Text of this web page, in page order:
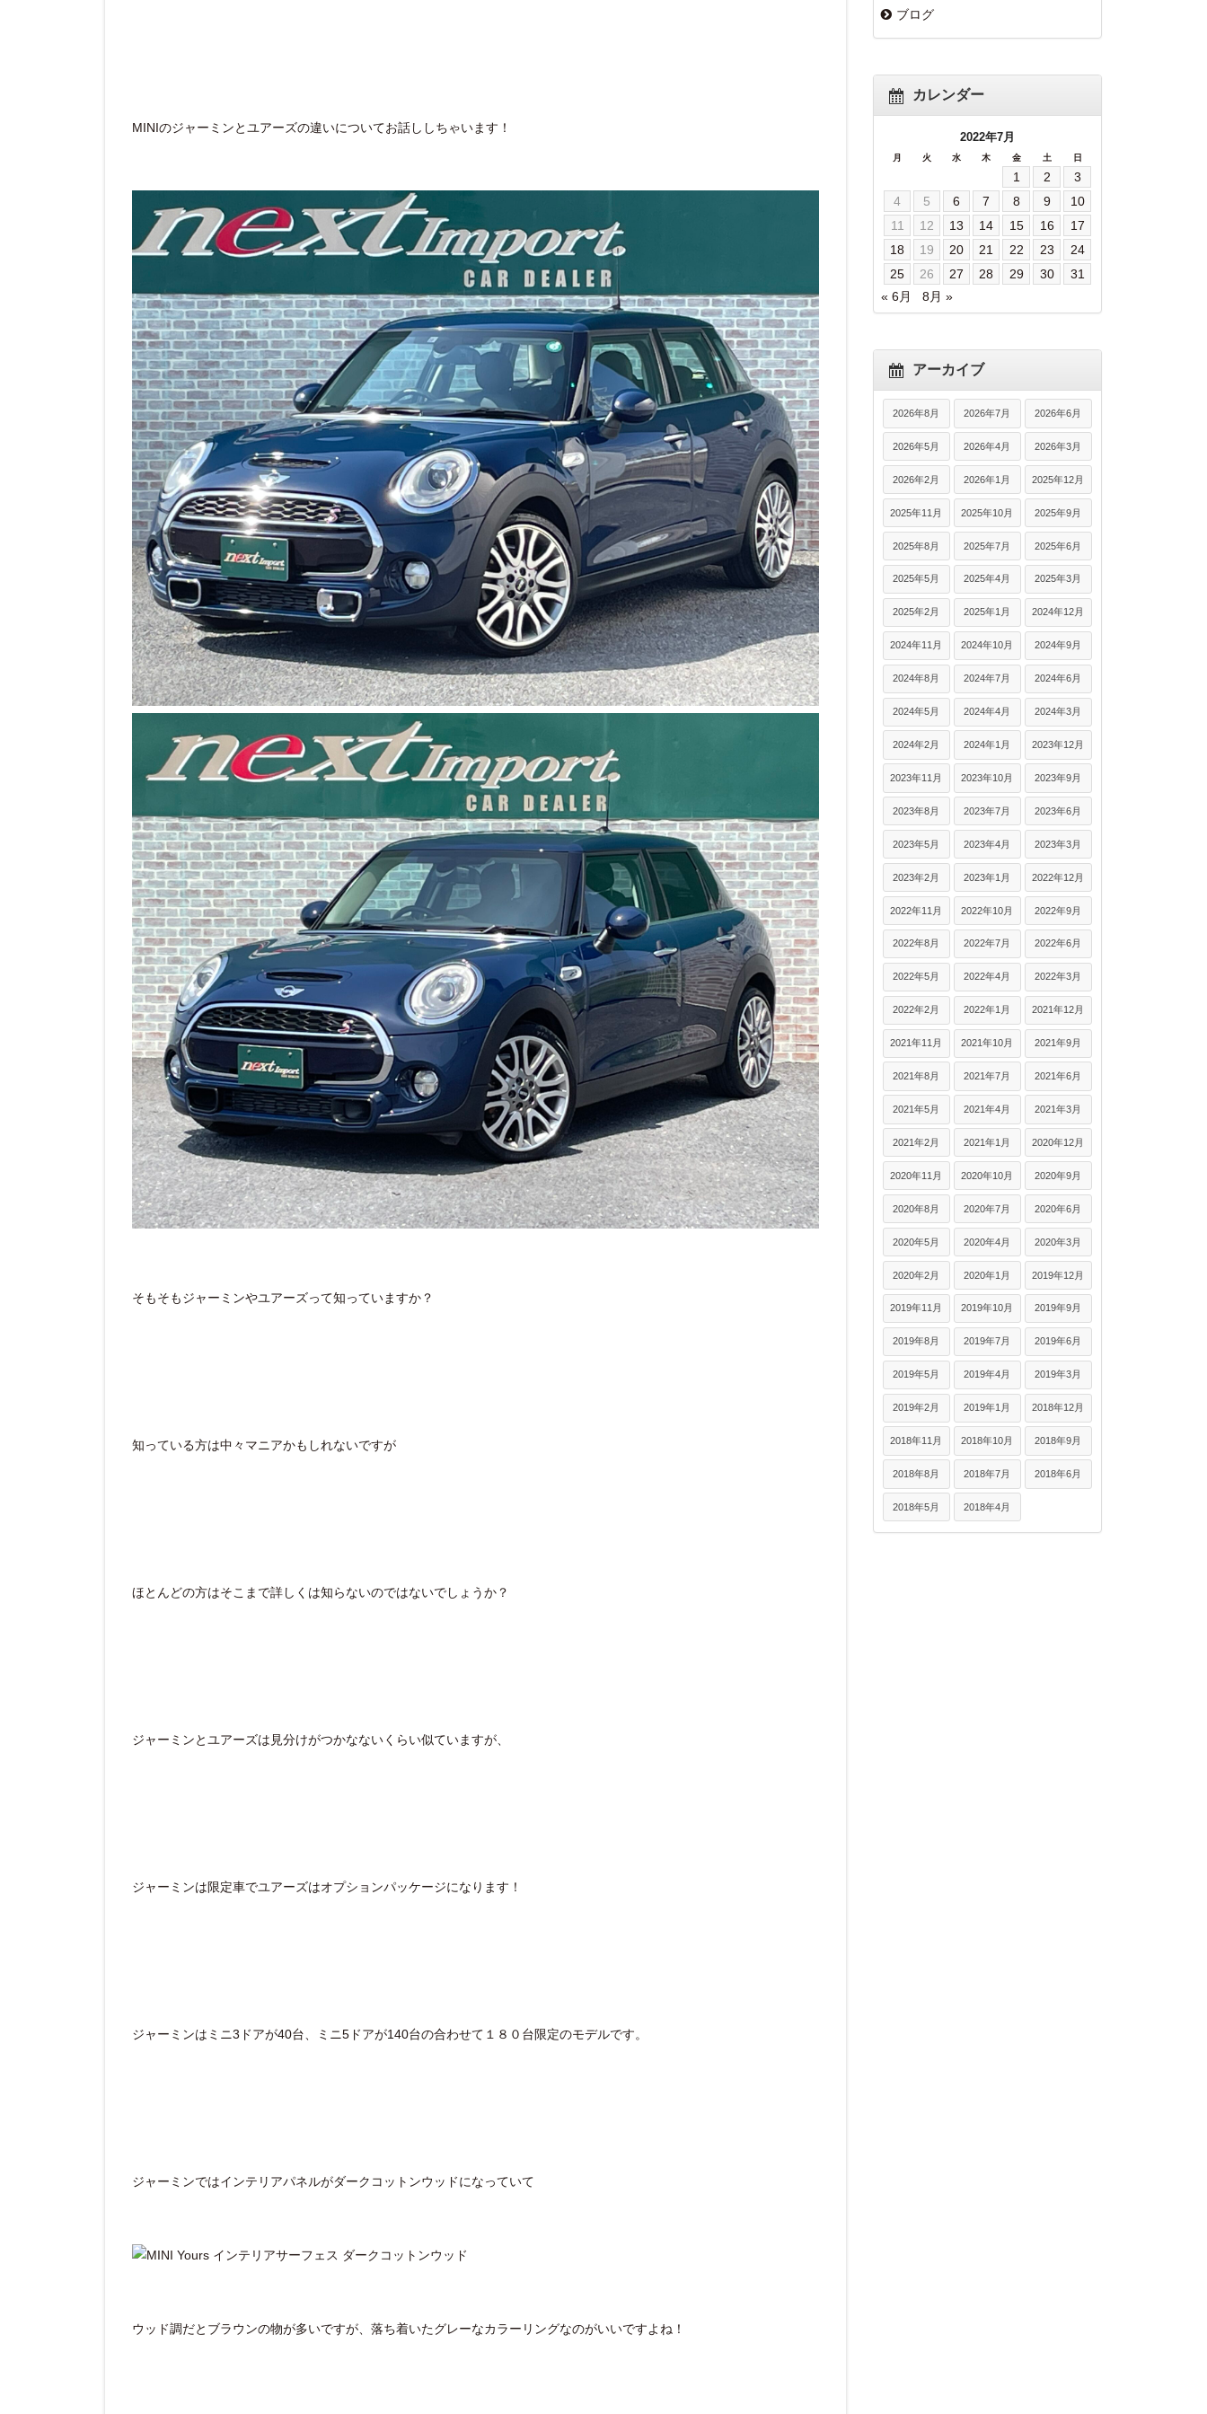
MINIのジャーミンとユアーズの違いについてお話ししちゃいます！
そもそもジャーミンやユアーズって知っていますか？
知っている方は中々マニアかもしれないですが
ほとんどの方はそこまで詳しくは知らないのではないでしょうか？
ジャーミンとユアーズは見分けがつかなないくらい似ていますが、
ジャーミンは限定車でユアーズはオプションパッケージになります！
ジャーミンはミニ3ドアが40台、ミニ5ドアが140台の合わせて１８０台限定のモデルです。
ジャーミンではインテリアパネルがダークコットンウッドになっていて
ウッド調だとブラウンの物が多いですが、落ち着いたグレーなカラーリングなのがいいですよね！
ブログ
カレンダー
2022年7月
月 火 水 木 金 土 日
1 2
3
4
5 6 7 8 9
10
11
12 13 14 15 16
17
18
19 20 21 22 23
24
25
26 27 28 29 30
31
« 6月
8月 »
アーカイブ
2026年8月 2026年7月 2026年6月
2026年5月 2026年4月 2026年3月
2026年2月 2026年1月 2025年12月
2025年11月 2025年10月 2025年9月
2025年8月 2025年7月 2025年6月
2025年5月 2025年4月 2025年3月
2025年2月 2025年1月 2024年12月
2024年11月 2024年10月 2024年9月
2024年8月 2024年7月 2024年6月
2024年5月 2024年4月 2024年3月
2024年2月 2024年1月 2023年12月
2023年11月 2023年10月 2023年9月
2023年8月 2023年7月 2023年6月
2023年5月 2023年4月 2023年3月
2023年2月 2023年1月 2022年12月
2022年11月 2022年10月 2022年9月
2022年8月 2022年7月 2022年6月
2022年5月 2022年4月 2022年3月
2022年2月 2022年1月 2021年12月
2021年11月 2021年10月 2021年9月
2021年8月 2021年7月 2021年6月
2021年5月 2021年4月 2021年3月
2021年2月 2021年1月 2020年12月
2020年11月 2020年10月 2020年9月
2020年8月 2020年7月 2020年6月
2020年5月 2020年4月 2020年3月
2020年2月 2020年1月 2019年12月
2019年11月 2019年10月 2019年9月
2019年8月 2019年7月 2019年6月
2019年5月 2019年4月 2019年3月
2019年2月 2019年1月 2018年12月
2018年11月 2018年10月 2018年9月
2018年8月 2018年7月 2018年6月
2018年5月 2018年4月